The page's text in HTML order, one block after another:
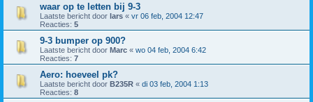
waar op te letten bij 9-3
Laatste bericht door lars « vr 06 feb, 2004 12:47
Reacties: 5
9-3 bumper op 900?
Laatste bericht door Marc « wo 04 feb, 2004 6:42
Reacties: 7
Aero: hoeveel pk?
Laatste bericht door B235R « di 03 feb, 2004 1:13
Reacties: 8